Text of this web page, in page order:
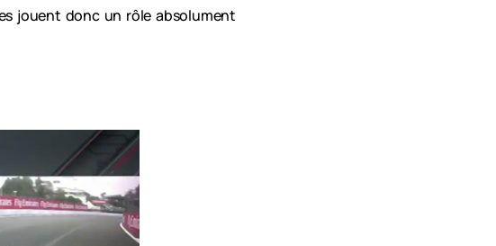
jouent donc un rôle absolument